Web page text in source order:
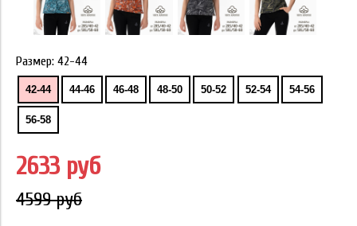
Размер: 42-44
42-44 44-46 46-48 48-50 50-52 52-54 54-56
56-58
2633 руб
4599 руб